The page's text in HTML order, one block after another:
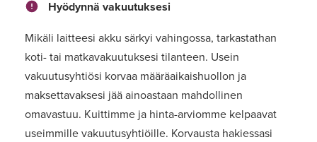
Hyödynnä vakuutuksesi
Mikäli laitteesi akku särkyi vahingossa, tarkastathan
koti- tai matkavakuutuksesi tilanteen. Usein
vakuutusyhtiösi korvaa määräaikaishuollon ja
maksettavaksesi jää ainoastaan mahdollinen
omavastuu. Kuittimme ja hinta-arviomme kelpaavat
useimmille vakuutusyhtiöille. Korvausta hakiessasi